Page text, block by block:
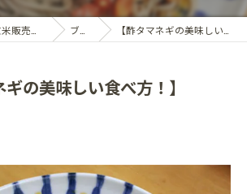
ブログ 【酢タマネギの美味しい食べ方！】
ギの美味しい食べ方！】